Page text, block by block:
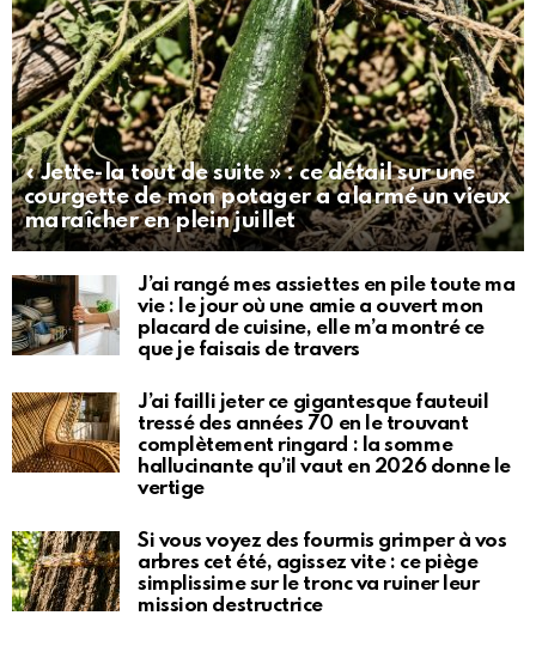
« Jette-la tout de suite » : ce détail sur une
courgette de mon potager a alarmé un vieux
maraîcher en plein juillet
J’ai rangé mes assiettes en pile toute ma
vie : le jour où une amie a ouvert mon
placard de cuisine, elle m’a montré ce
que je faisais de travers
J’ai failli jeter ce gigantesque fauteuil
tressé des années 70 en le trouvant
complètement ringard : la somme
hallucinante qu’il vaut en 2026 donne le
vertige
Si vous voyez des fourmis grimper à vos
arbres cet été, agissez vite : ce piège
simplissime sur le tronc va ruiner leur
mission destructrice